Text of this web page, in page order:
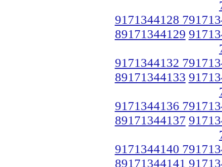
9171344128
89171344129
9171344132
89171344133
9171344136
89171344137
9171344140
89171344141